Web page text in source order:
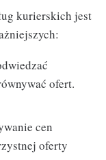
kurierskich jest
ofert.
cen
oferty